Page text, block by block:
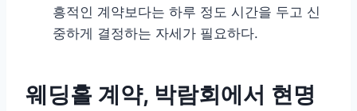
흥적인 계약보다는 하루 정도 시간을 두고 신
중하게 결정하는 자세가 필요하다.
웨딩홀 계약, 박람회에서 현명